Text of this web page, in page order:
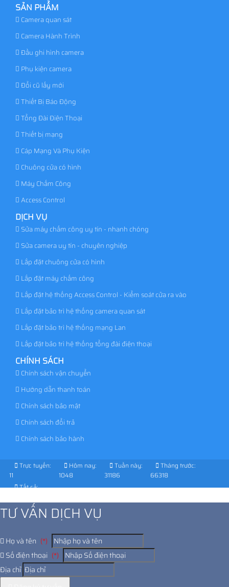
SẢN PHẨM
Camera quan sát
Camera Hành Trình
Đầu ghi hình camera
Phụ kiện camera
Đổi cũ lấy mới
Thiết Bị Báo Động
Tổng Đài Điện Thoại
Thiết bị mạng
Cáp Mạng Và Phụ Kiện
Chuông cửa có hình
Máy Chấm Công
Access Control
DỊCH VỤ
Sửa máy chấm công uy tín - nhanh chóng
Sửa camera uy tín - chuyên nghiệp
Lắp đặt chuông cửa có hình
Lắp đặt máy chấm công
Lắp đặt hệ thống Access Control - Kiểm soát cửa ra vào
Lắp đặt bảo trì hệ thống camera quan sát
Lắp đặt bảo trì hệ thống mạng Lan
Lắp đặt bảo trì hệ thống tổng đài điện thoại
CHÍNH SÁCH
Chính sách vận chuyển
Hướng dẫn thanh toán
Chính sách bảo mật
Chính sách đổi trả
Chính sách bảo hành
Trực tuyến:
11
Hôm nay:
1048
Tuần này:
31186
Tháng trước:
66318
Tất cả:
TƯ VẤN DỊCH VỤ
Họ và tên (*)
Số điện thoại (*)
Địa chỉ